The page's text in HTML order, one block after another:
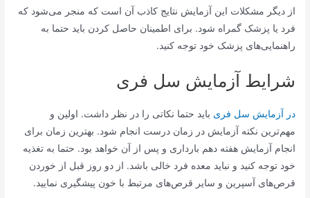
از دیگر مشکلات این آزمایش نتایج کاذب آن است که منجر می‌شود که
فرد یا پزشک گمراه شود. برای اطمینان حاصل کردن باید حتما به
راهنمایی‌های پزشک خود توجه کنید.
شرایط آزمایش سل فری
در آزمایش سل فری باید حتما نکاتی را در نظر داشت. اولین و
مهم‌ترین نکته آزمایش در زمان درست انجام شود. بهترین زمان برای
انجام آزمایش هفته دهم بارداری و پس از آن خواهد بود. حتما به تغذیه
خود توجه کنید و نباید معده فرد خالی باشد. از دو روز قبل از خوردن
قرص‌های آسپرین و سایر قرص‌های مرتبط با خون پیشگیری نمایید.